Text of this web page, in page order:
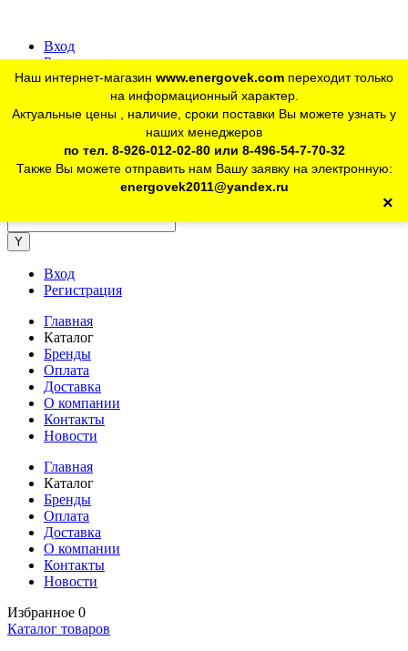
Вход
Регистрация
Для юр. лиц:+7 (926) 012-02-80
telegram Розничный магазин:+7 (925) 902-46-10
Наш интернет-магазин www.energovek.com переходит только
на информационный характер.
Актуальные цены , наличие, сроки поставки Вы можете узнать у
наших менеджеров
по тел. 8-926-012-02-80 или 8-496-54-7-70-32
Также Вы можете отправить нам Вашу заявку на электронную:
energovek2011@yandex.ru
×
Вход
Регистрация
Главная
Каталог
Бренды
Оплата
Доставка
О компании
Контакты
Новости
Главная
Каталог
Бренды
Оплата
Доставка
О компании
Контакты
Новости
Избранное 0
Каталог товаров